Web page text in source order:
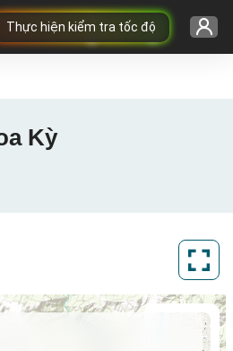
Thực hiện kiểm tra tốc độ
Kỳ